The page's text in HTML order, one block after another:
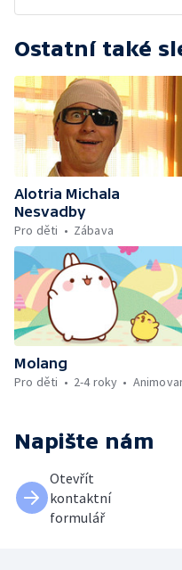
Ostatní také
Alotria Michala
Nesvadby
Pro děti
Zábava
Molang
Pro děti
2-4 roky
Napište nám
Otevřít
kontaktní
formulář